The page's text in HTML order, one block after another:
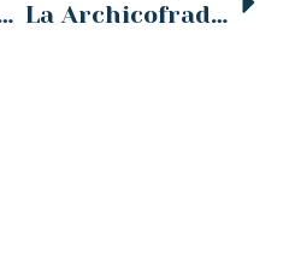
18 MÁRTIRES CISTERCIENSES VICTIMAS POR SU FE EN LA CONTIENDA CIVIL ESPAÑOLA La Archicofradía de la Pasión organiza el sábado una gala benéfica de magia a favor de Cáritas